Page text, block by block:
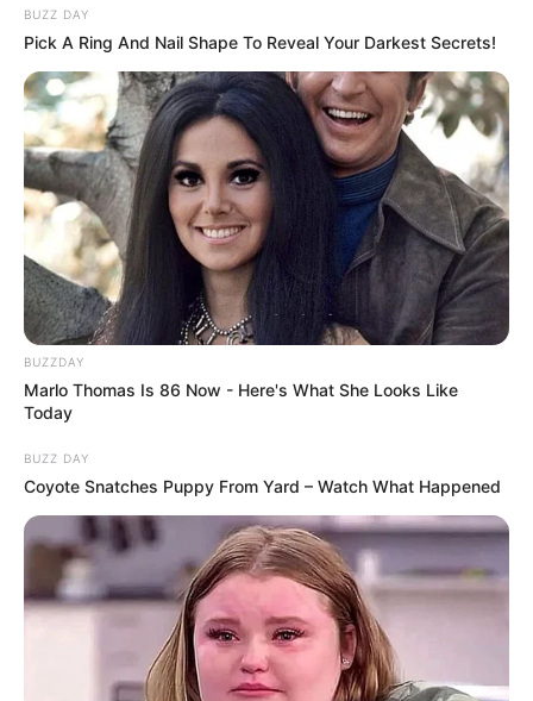
BUZZ DAY
Pick A Ring And Nail Shape To Reveal Your Darkest Secrets!
BUZZDAY
Marlo Thomas Is 86 Now - Here's What She Looks Like
Today
BUZZ DAY
Coyote Snatches Puppy From Yard – Watch What Happened